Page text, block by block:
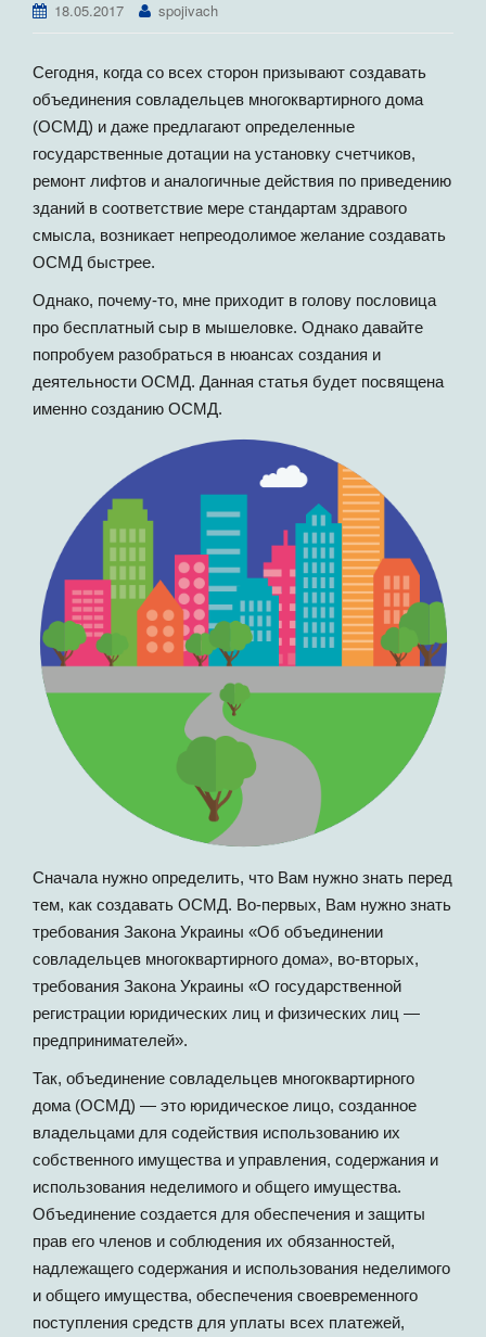
18.05.2017 spojivach
Сегодня, когда со всех сторон призывают создавать
объединения совладельцев многоквартирного дома
(ОСМД) и даже предлагают определенные
государственные дотации на установку счетчиков,
ремонт лифтов и аналогичные действия по приведению
зданий в соответствие мере стандартам здравого
смысла, возникает непреодолимое желание создавать
ОСМД быстрее.
Однако, почему-то, мне приходит в голову пословица
про бесплатный сыр в мышеловке. Однако давайте
попробуем разобраться в нюансах создания и
деятельности ОСМД. Данная статья будет посвящена
именно созданию ОСМД.
Сначала нужно определить, что Вам нужно знать перед
тем, как создавать ОСМД. Во-первых, Вам нужно знать
требования Закона Украины «Об объединении
совладельцев многоквартирного дома», во-вторых,
требования Закона Украины «О государственной
регистрации юридических лиц и физических лиц —
предпринимателей».
Так, объединение совладельцев многоквартирного
дома (ОСМД) — это юридическое лицо, созданное
владельцами для содействия использованию их
собственного имущества и управления, содержания и
использования неделимого и общего имущества.
Объединение создается для обеспечения и защиты
прав его членов и соблюдения их обязанностей,
надлежащего содержания и использования неделимого
и общего имущества, обеспечения своевременного
поступления средств для уплаты всех платежей,